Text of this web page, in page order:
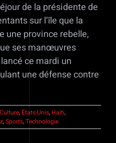
de la présidente de
sur l’île que la
une province rebelle,
ses manœuvres
ce mardi un
une défense contre
Culture, États-Unis, Haïti,
,Sports,Technologie